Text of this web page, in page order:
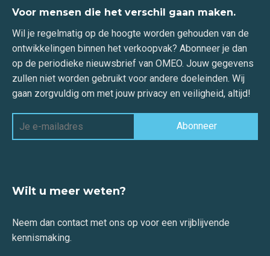
Voor mensen die het verschil gaan maken.
Wil je regelmatig op de hoogte worden gehouden van de
ontwikkelingen binnen het verkoopvak? Abonneer je dan
op de periodieke nieuwsbrief van OMEO. Jouw gegevens
zullen niet worden gebruikt voor andere doeleinden. Wij
gaan zorgvuldig om met jouw privacy en veiligheid, altijd!
Wilt u meer weten?
Neem dan contact met ons op voor een vrijblijvende
kennismaking.